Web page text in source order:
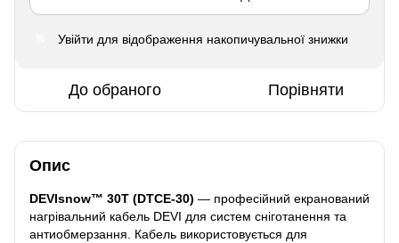
Увійти для відображення накопичувальної знижки
До обраного Порівняти
Опис
DEVIsnow™ 30T (DTCE-30) — професійний екранований
нагрівальний кабель DEVI для систем сніготанення та
антиобмерзання. Кабель використовується для